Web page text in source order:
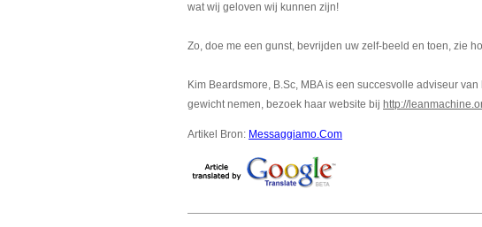
wat wij geloven wij kunnen zijn!
Zo, doe me een gunst, bevrijden uw zelf-beeld en toen, zie
Kim Beardsmore, B.Sc, MBA is een succesvolle adviseur
gewicht nemen, bezoek haar website bij http://
Artikel Bron: Messaggiamo.Com